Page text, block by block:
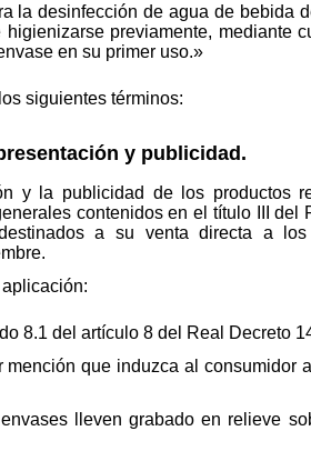
la desinfección de agua de bebida
previamente, mediante
en su primer uso.»
siguientes términos:
y publicidad.
y la publicidad de los productos
contenidos en el título III
a su venta directa a
8.1 del artículo 8 del Real Decreto
que induzca al consumidor
lleven grabado en relieve